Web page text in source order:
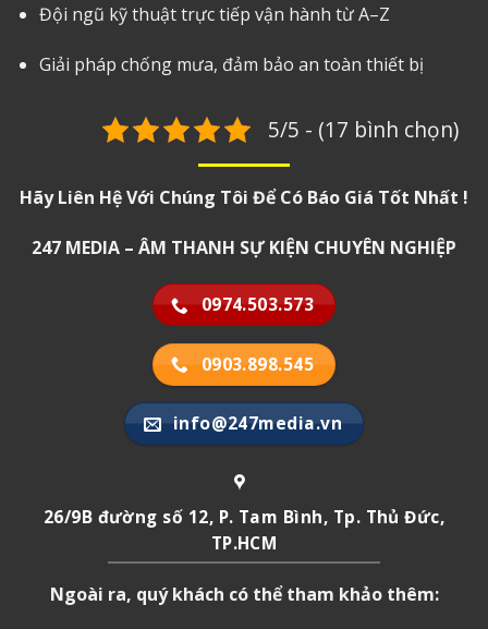
Đội ngũ kỹ thuật trực tiếp vận hành từ A–Z
Giải pháp chống mưa, đảm bảo an toàn thiết bị
5/5 - (17 bình chọn)
Hãy Liên Hệ Với Chúng Tôi Để Có Báo Giá Tốt Nhất !
247 MEDIA – ÂM THANH SỰ KIỆN CHUYÊN NGHIỆP
0974.503.573
0903.898.545
info@247media.vn
26/9B đường số 12, P. Tam Bình, Tp. Thủ Đức,
TP.HCM
Ngoài ra, quý khách có thể tham khảo thêm: